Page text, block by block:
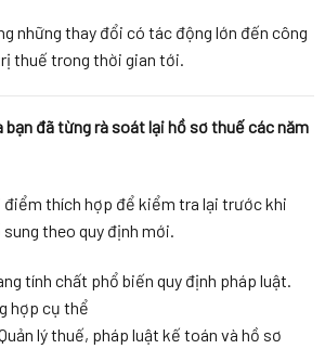
những thay đổi có tác động lớn đến công
thuế trong thời gian tới.
bạn đã từng rà soát lại hồ sơ thuế các năm
điểm thích hợp để kiểm tra lại trước khi
theo quy định mới.
tính chất phổ biến quy định pháp luật.
hợp cụ thể
lý thuế, pháp luật kế toán và hồ sơ